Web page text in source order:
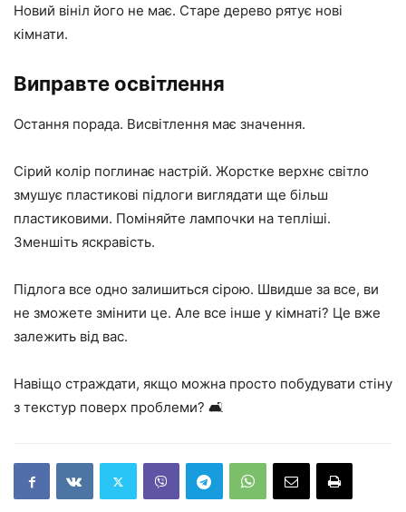
Новий вініл його не має. Старе дерево рятує нові
кімнати.
Виправте освітлення
Остання порада. Висвітлення має значення.
Сірий колір поглинає настрій. Жорстке верхнє світло
змушує пластикові підлоги виглядати ще більш
пластиковими. Поміняйте лампочки на тепліші.
Зменшіть яскравість.
Підлога все одно залишиться сірою. Швидше за все, ви
не зможете змінити це. Але все інше у кімнаті? Це вже
залежить від вас.
Навіщо страждати, якщо можна просто побудувати стіну
з текстур поверх проблеми? 🛋️